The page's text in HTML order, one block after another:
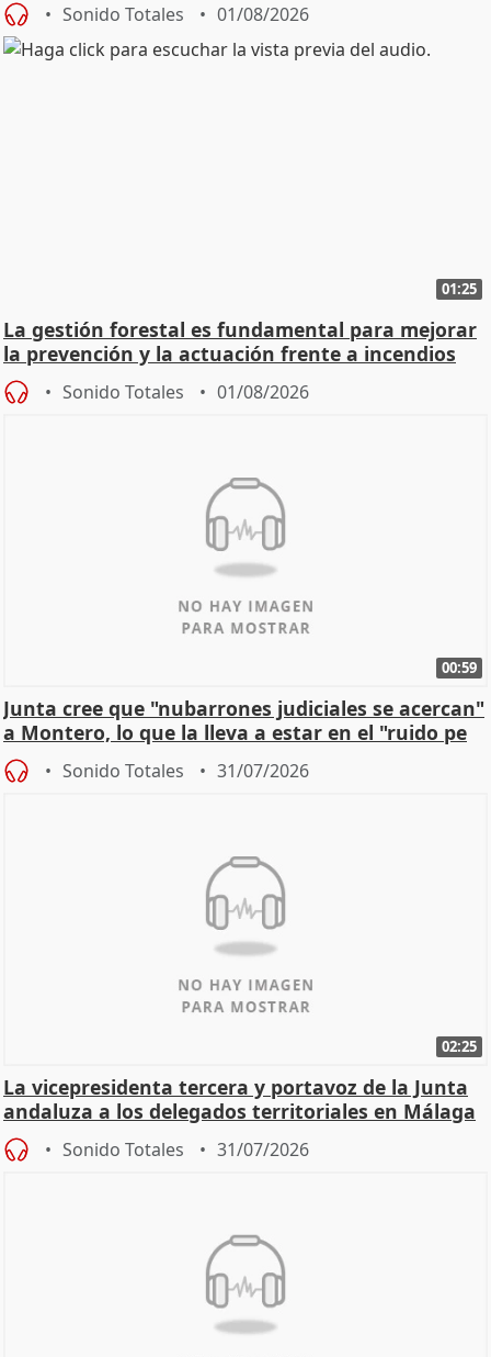
Sonido Totales 01/08/2026
01:25
La gestión forestal es fundamental para mejorar
la prevención y la actuación frente a incendios
Sonido Totales 01/08/2026
00:59
Junta cree que "nubarrones judiciales se acercan"
a Montero, lo que la lleva a estar en el "ruido pe
Sonido Totales 31/07/2026
02:25
La vicepresidenta tercera y portavoz de la Junta
andaluza a los delegados territoriales en Málaga
Sonido Totales 31/07/2026